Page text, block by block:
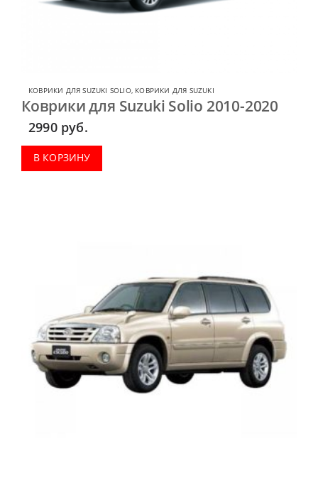
КОВРИКИ ДЛЯ SUZUKI SOLIO, КОВРИКИ ДЛЯ SUZUKI
Коврики для Suzuki Solio 2010-2020
2990 руб.
В КОРЗИНУ